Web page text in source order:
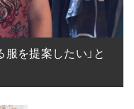
を提案したい」と